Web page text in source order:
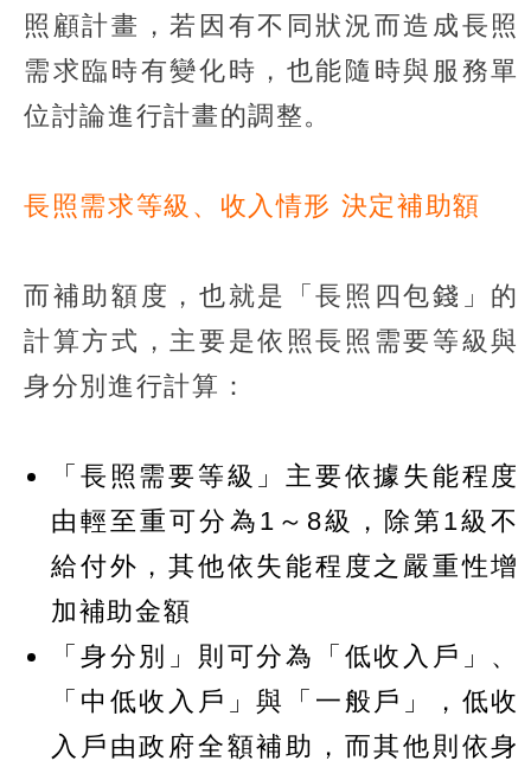
照顧計畫，若因有不同狀況而造成長照
需求臨時有變化時，也能隨時與服務單
位討論進行計畫的調整。
長照需求等級、收入情形 決定補助額
而補助額度，也就是「長照四包錢」的
計算方式，主要是依照長照需要等級與
身分別進行計算：
「長照需要等級」主要依據失能程度
由輕至重可分為1～8級，除第1級不
給付外，其他依失能程度之嚴重性增
加補助金額
「身分別」則可分為「低收入戶」、
「中低收入戶」與「一般戶」，低收
入戶由政府全額補助，而其他則依身